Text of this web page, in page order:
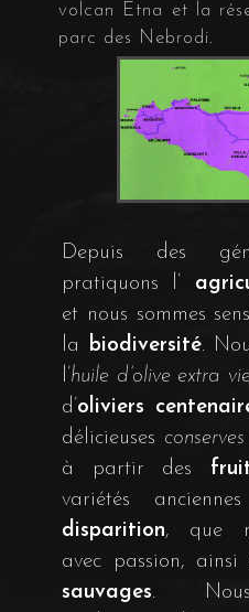
volcan Etna et la
parc des Nebrodi.
Depuis des
pratiquons l’
et nous sommes
la biodiversité.
l’ huile d’olive extra
d’ oliviers
délicieuses
à partir des
variétés
disparition, que
avec passion, ainsi
sauvages. Nous